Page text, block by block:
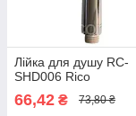
Лійка для душу RC-
SHD006 Rico
66,42 ₴ 73,80 ₴